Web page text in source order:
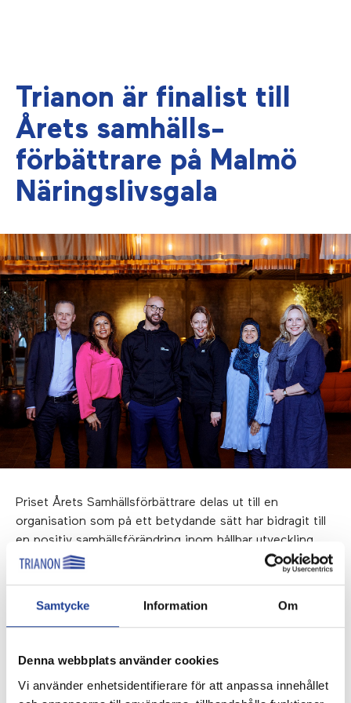
Samtycke Information Om
Denna webbplats använder cookies
Vi använder enhetsidentifierare för att anpassa innehållet
Trianon är finalist till
Årets samhälls­
förbättrare på Malmö
Näringslivsgala
Priset Årets Samhällsförbättrare delas ut till en
organisation som på ett betydande sätt har bidragit till
en positiv samhällsförändring inom hållbar utveckling
och social inkludering. Genom sociala innovationer
som främjar ett samhälle där tillväxt och framsteg sker
samhällsförbättrare har en helhetssyn på hållbarhet och
ekonomi, socialt ansvar och miljömässig hållbarhet.